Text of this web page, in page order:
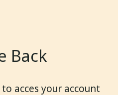
Back
acces your account